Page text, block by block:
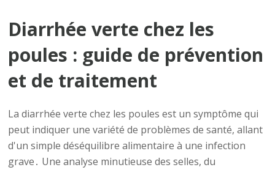
Diarrhée verte chez les
poules : guide de prévention
et de traitement
La diarrhée verte chez les poules est un symptôme qui
peut indiquer une variété de problèmes de santé, allant
d'un simple déséquilibre alimentaire à une infection
grave․ Une analyse minutieuse des selles, du